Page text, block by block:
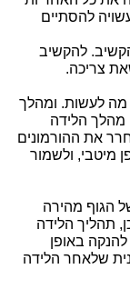
להסתיים
להקשיב
צריכה.
מה לעשות. ומהלך
מהלך הלידה
את ההורמונים
מיטבי, ולשמור
הגוף מהירה
תהליך הלידה
באופן
שלאחר הלידה